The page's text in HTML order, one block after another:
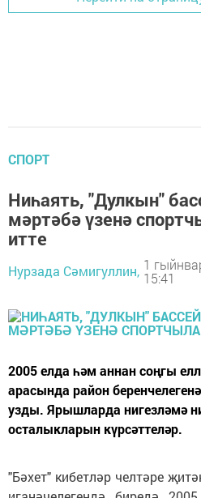
СПОРТ
Ниһаять, "Дулкын"
мәртәбә үзенә
итте
Нурзада Сәмигуллин, 1
15:41
2005 елда һәм аннан соңгы
арасында район
узды. Ярышларда нигезләмә
осталыкларын күрсәттеләр.
"Бәхет" кибетләр челтәре